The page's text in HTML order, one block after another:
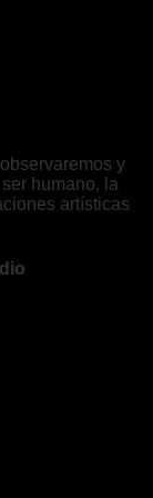
y
humano, la
artísticas